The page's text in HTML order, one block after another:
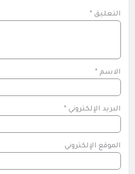
التعليق *
الاسم *
البريد الإلكتروني *
الموقع الإلكتروني